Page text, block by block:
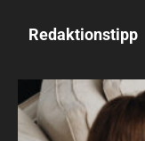
Redaktionstipp